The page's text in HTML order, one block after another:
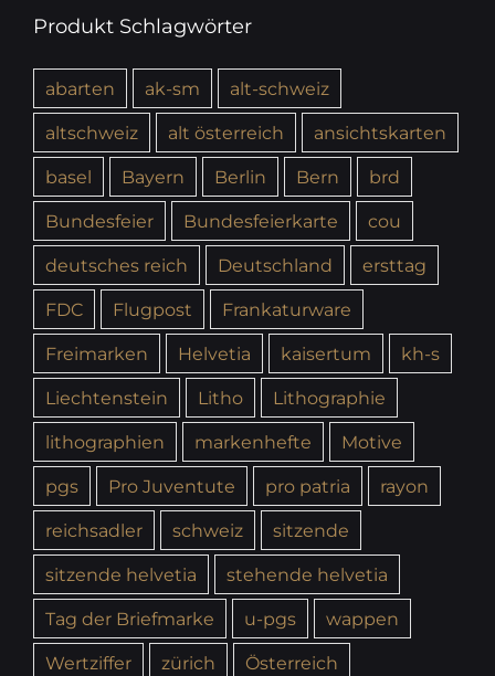
Produkt Schlagwörter
abarten ak-sm
alt-schweiz
altschweiz
alt österreich
ansichtskarten
basel
Bayern Berlin Bern
brd
Bundesfeier
Bundesfeierkarte
cou
deutsches reich
Deutschland
ersttag
FDC
Flugpost
Frankaturware
Freimarken
Helvetia kaisertum
kh-s
Liechtenstein
Litho
Lithographie
lithographien
markenhefte
Motive
pgs
Pro Juventute pro patria
rayon
reichsadler
schweiz
sitzende
sitzende helvetia
stehende helvetia
Tag der Briefmarke
u-pgs
wappen
Wertziffer
zürich Österreich